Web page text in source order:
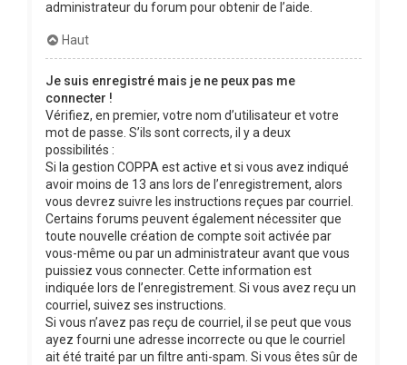
administrateur du forum pour obtenir de l’aide.
Haut
Je suis enregistré mais je ne peux pas me
connecter !
Vérifiez, en premier, votre nom d’utilisateur et votre
mot de passe. S’ils sont corrects, il y a deux
possibilités :
Si la gestion COPPA est active et si vous avez indiqué
avoir moins de 13 ans lors de l’enregistrement, alors
vous devrez suivre les instructions reçues par courriel.
Certains forums peuvent également nécessiter que
toute nouvelle création de compte soit activée par
vous-même ou par un administrateur avant que vous
puissiez vous connecter. Cette information est
indiquée lors de l’enregistrement. Si vous avez reçu un
courriel, suivez ses instructions.
Si vous n’avez pas reçu de courriel, il se peut que vous
ayez fourni une adresse incorrecte ou que le courriel
ait été traité par un filtre anti-spam. Si vous êtes sûr de